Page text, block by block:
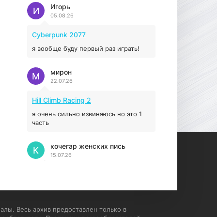
Prey
16.95 ГБ
Игорь
05.08.26
И
Cyberpunk 2077
я вообще буду первый раз играть!
мирон
22.07.26
М
Hill Climb Racing 2
я очень сильно извиняюсь но это 1
часть
кочегар женских пись
15.07.26
К
напишите блять на пк с
Весь архив предоставлен только в